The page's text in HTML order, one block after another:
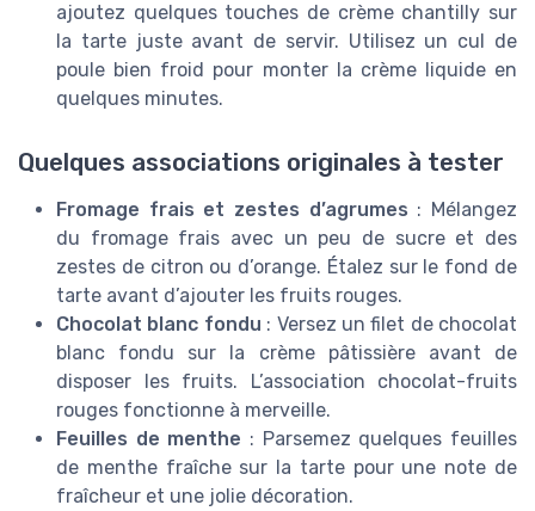
ajoutez quelques touches de crème chantilly sur
la tarte juste avant de servir. Utilisez un cul de
poule bien froid pour monter la crème liquide en
quelques minutes.
Quelques associations originales à tester
Fromage frais et zestes d’agrumes : Mélangez
du fromage frais avec un peu de sucre et des
zestes de citron ou d’orange. Étalez sur le fond de
tarte avant d’ajouter les fruits rouges.
Chocolat blanc fondu : Versez un filet de chocolat
blanc fondu sur la crème pâtissière avant de
disposer les fruits. L’association chocolat-fruits
rouges fonctionne à merveille.
Feuilles de menthe : Parsemez quelques feuilles
de menthe fraîche sur la tarte pour une note de
fraîcheur et une jolie décoration.